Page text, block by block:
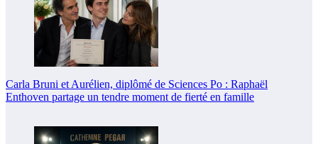
Carla Bruni et Aurélien, diplômé de Sciences Po : Raphaël
Enthoven partage un tendre moment de fierté en famille